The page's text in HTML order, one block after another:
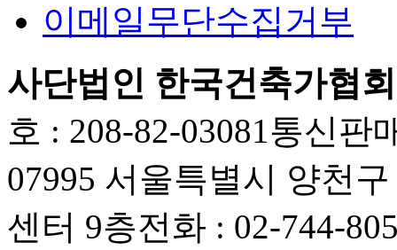
이메일무단수집거부
사단법인 한국건축가협회
호 : 208-82-03081 통신판
07995 서울특별시 양천
센터 9층전화 : 02-744-